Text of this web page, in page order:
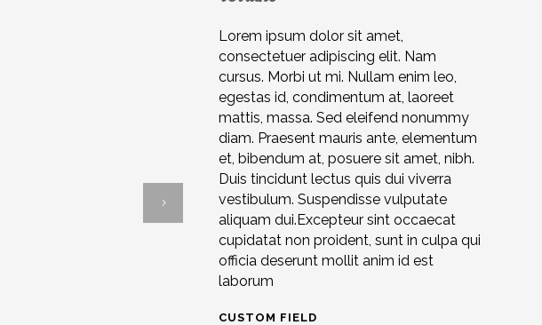
Lorem ipsum dolor sit amet,
consectetuer adipiscing elit. Nam
cursus. Morbi ut mi. Nullam enim leo,
egestas id, condimentum at, laoreet
mattis, massa. Sed eleifend nonummy
diam. Praesent mauris ante, elementum
et, bibendum at, posuere sit amet, nibh.
Duis tincidunt lectus quis dui viverra
vestibulum. Suspendisse vulputate
aliquam dui.Excepteur sint occaecat
cupidatat non proident, sunt in culpa qui
officia deserunt mollit anim id est
laborum
CUSTOM FIELD